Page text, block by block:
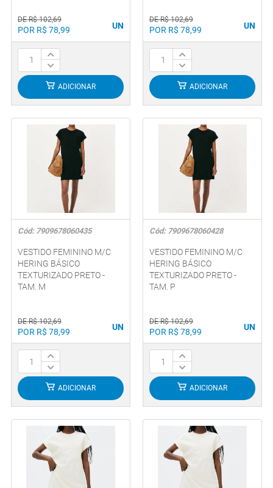
DE R$ 102,69
POR R$ 78,99 UN
ADICIONAR
DE R$ 102,69
POR R$ 78,99 UN
ADICIONAR
Cód: 7909678060435
VESTIDO FEMININO M/C
HERING BÁSICO
TEXTURIZADO PRETO -
TAM. M
DE R$ 102,69
POR R$ 78,99 UN
ADICIONAR
Cód: 7909678060428
VESTIDO FEMININO M/C
HERING BÁSICO
TEXTURIZADO PRETO -
TAM. P
DE R$ 102,69
POR R$ 78,99 UN
ADICIONAR